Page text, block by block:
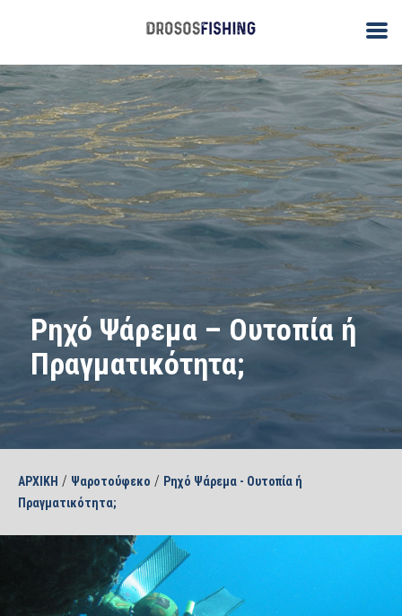
Ρηχό Ψάρεμα – Ουτοπία ή
Πραγματικότητα;
ΑΡΧΙΚΗ / Ψαροτούφεκο / Ρηχό Ψάρεμα - Ουτοπία ή
Πραγματικότητα;